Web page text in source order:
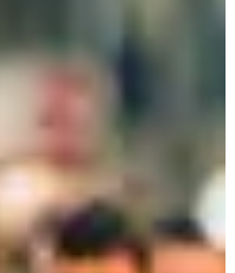
runners sont confrontés à
des experts reconnus
bonnes pratiques.
aux Conférences
replays de chaque session
les inscrits.